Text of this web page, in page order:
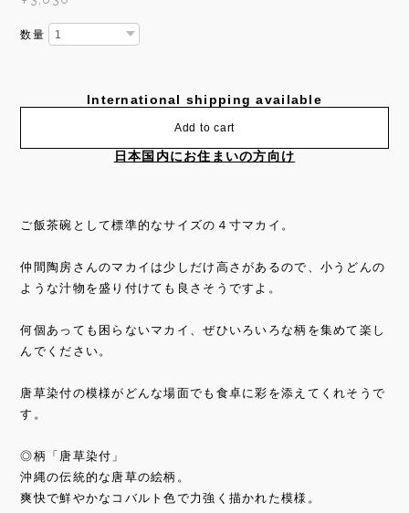
数量
International shipping available
Add to cart
日本国内にお住まいの方向け
ご飯茶碗として標準的なサイズの４寸マカイ。
仲間陶房さんのマカイは少しだけ高さがあるので、小うどんの
ような汁物を盛り付けても良さそうですよ。
何個あっても困らないマカイ、ぜひいろいろな柄を集めて楽し
んでください。
唐草染付の模様がどんな場面でも食卓に彩を添えてくれそうで
す。
◎柄「唐草染付」
沖縄の伝統的な唐草の絵柄。
爽快で鮮やかなコバルト色で力強く描かれた模様。